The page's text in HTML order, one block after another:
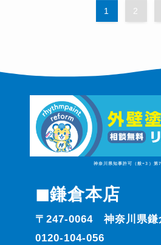
1 2
神奈川県知事許可（般ｰ3）第
◼︎鎌倉本店
〒247-0064 神奈川県鎌
0120-104-056